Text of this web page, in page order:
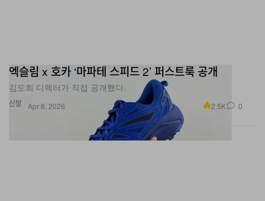
신발
엑슬림 x 호카 ‘마파테 스피드 2’ 퍼스트룩 공개
김도희 디렉터가 직접 공개했다.
Apr 8, 2026 2.5K 0